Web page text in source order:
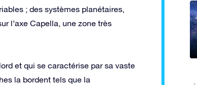
; des systèmes planétaires,
l’axe Capella, une zone très
et qui se caractérise par sa vaste
la bordent tels que la